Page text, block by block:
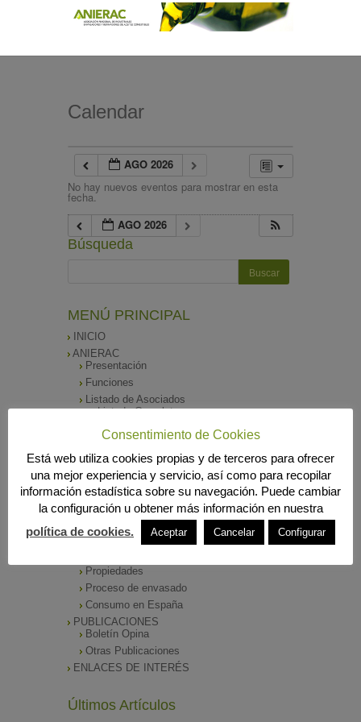
Calendar
AGO 2026
No hay nuevos eventos para mostrar en esta
fecha.
AGO 2026
Búsqueda
MENÚ PRINCIPAL
INICIO
ANIERAC
Presentación
Funciones
Listado de Asociados
Listado Completo
Como asociarse
SALA DE PRENSA
Notas de Prensa
Archivos Corporativos
GALERÍA DE IMÁGENES
CONTACTO
ENVASADO DE ACEITE
Propiedades
Proceso de envasado
Consumo en España
PUBLICACIONES
Boletín Opina
Otras Publicaciones
ENLACES DE INTERÉS
Últimos Artículos
Consentimiento de Cookies
Está web utiliza cookies propias y de terceros para ofrecer
una mejor experiencia y servicio, así como para recopilar
información estadística sobre su navegación. Puede cambiar
la configuración u obtener más información en nuestra
política de cookies.
Aceptar Cancelar Configurar